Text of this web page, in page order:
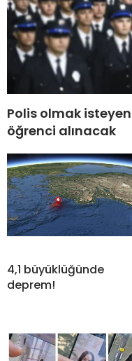
Polis olmak
öğrenci alınacak
4,1 büyüklüğünde
deprem!